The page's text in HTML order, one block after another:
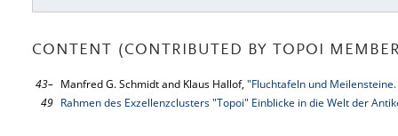
CONTENT (CONTRIBUTED BY TOPOI
43–
49
Manfred G. Schmidt and Klaus Hallof, "Fluchtafeln und
Rahmen des Exzellenzclusters "Topoi" Einblicke in die Welt der